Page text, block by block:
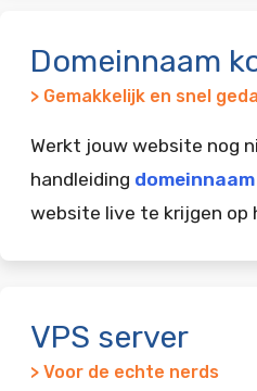
Domeinnaam
> Gemakkelijk en snel
Werkt jouw website nog
handleiding
website live te krijgen op
VPS server
> Voor de echte nerds